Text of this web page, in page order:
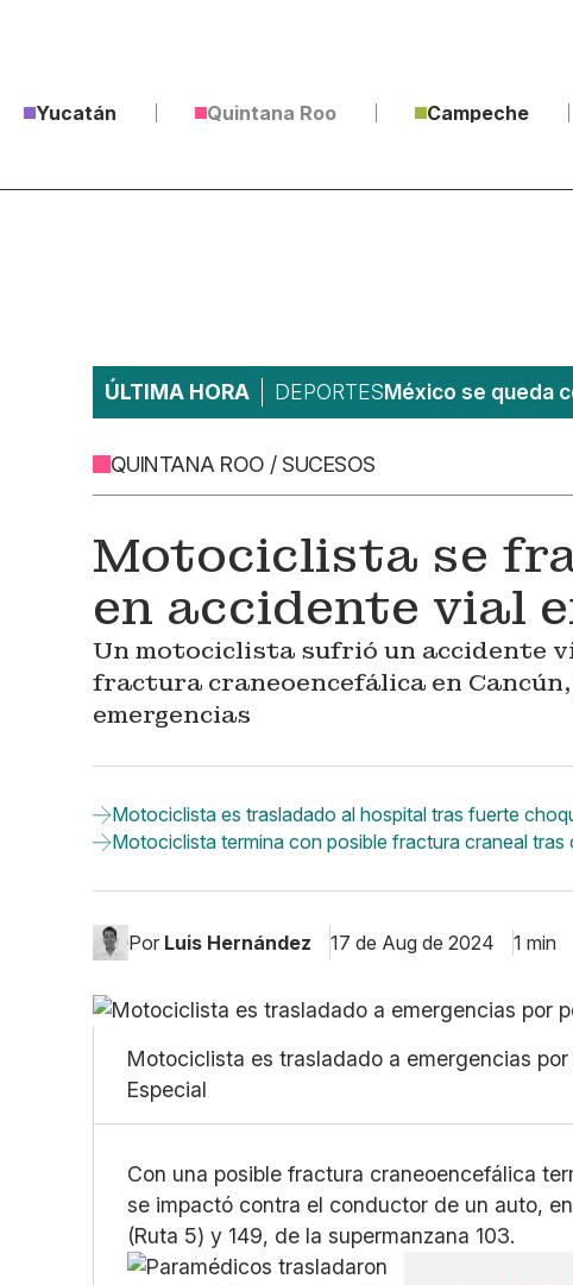
Yucatán Quintana Roo Campeche
ÚLTIMA HORA DEPORTESMéxico se queda
QUINTANA ROO / SUCESOS
Motociclista se
en accidente vial
Un motociclista sufrió un accidente
fractura craneoencefálica en
emergencias
Motociclista es trasladado al hospital tras fuerte
Motociclista termina con posible fractura craneal tras
Por Luis Hernández 17 de Aug de 2024 1 min
Motociclista es trasladado a emergencias
Especial
Con una posible fractura craneoencefálica
se impactó contra el conductor de un auto,
(Ruta 5) y 149, de la supermanzana 103.